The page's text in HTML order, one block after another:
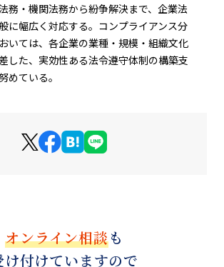
務・機関法務から紛争解決まで、企業法
に幅広く対応する。コンプライアンス分
いては、各企業の業種・規模・組織文化
した、実効性ある法令遵守体制の構築支
めている。
オンライン相談も
け付けていますので